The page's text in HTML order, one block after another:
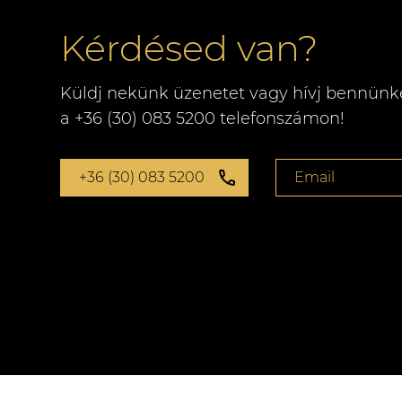
Kérdésed van?
Küldj nekünk üzenetet vagy hívj
a +36 (30) 083 5200 telefonszámon!
+36 (30) 083 5200 Email